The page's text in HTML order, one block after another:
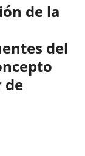
de la
del
de